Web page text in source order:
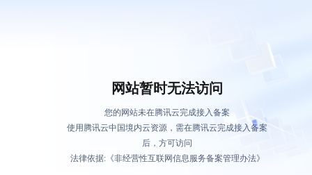
网站暂时无法访问
您的网站未在腾讯云完成接入备案
使用腾讯云中国境内云资源，需在腾讯云完成接入备案
后，方可访问
法律依据:《非经营性互联网信息服务备案管理办法》